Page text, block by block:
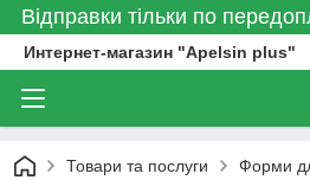
Відправки тільки по
Интернет-магазин "Apelsin plus"
Товари та послуги Форми